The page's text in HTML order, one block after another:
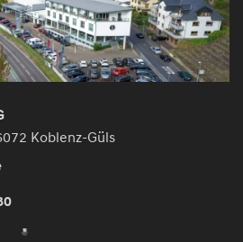
Koblenz-Güls